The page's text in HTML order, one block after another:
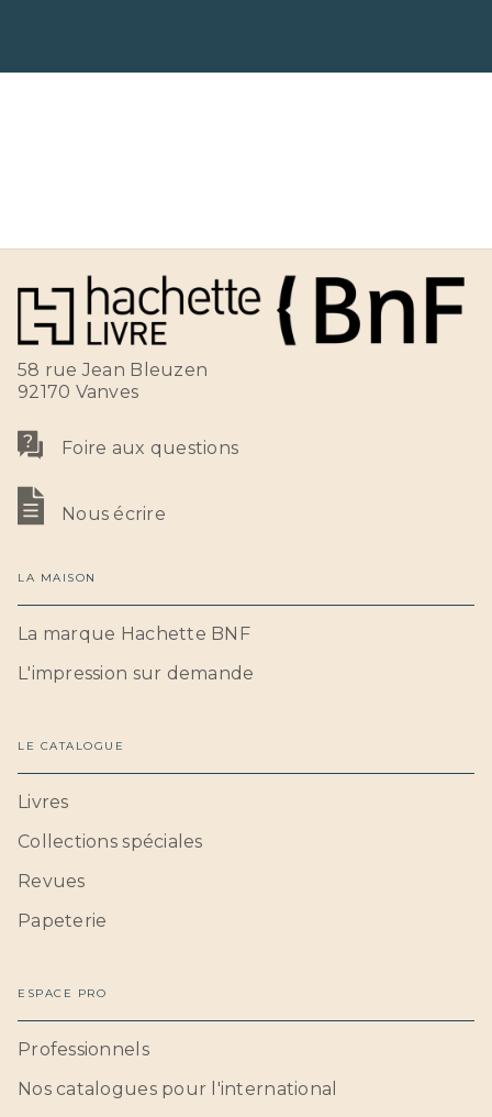
58 rue Jean Bleuzen
92170 Vanves
Foire aux questions
Nous écrire
LA MAISON
La marque Hachette BNF
L'impression sur demande
LE CATALOGUE
Livres
Collections spéciales
Revues
Papeterie
ESPACE PRO
Professionnels
Nos catalogues pour l'international